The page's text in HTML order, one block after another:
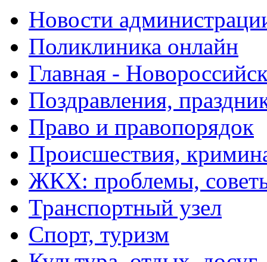
Новости
Поликлиника онлайн
Главная -
Поздравления,
Право и правопорядок
Происшествия,
ЖКХ: проблемы,
Транспортный узел
Спорт, туризм